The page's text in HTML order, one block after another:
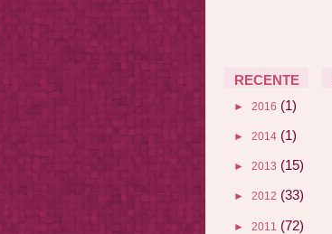
RECENTE
► 2016 (1)
► 2014 (1)
► 2013 (15)
► 2012 (33)
► 2011 (72)